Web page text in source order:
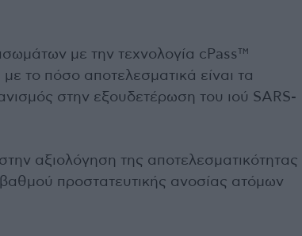
με την τεχνολογία cPass™
το πόσο αποτελεσματικά είναι τα
στην εξουδετέρωση του ιού SARS-
αξιολόγηση της αποτελεσματικότητας
προστατευτικής ανοσίας ατόμων